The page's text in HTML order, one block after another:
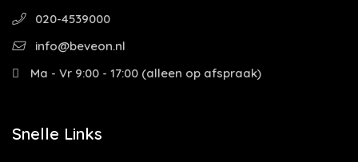
020-4539000
info@beveon.nl
Ma - Vr 9:00 - 17:00 (alleen op afspraak)
Snelle Links